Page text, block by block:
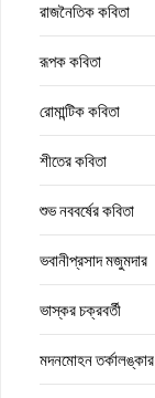
রাজনৈতিক কবিতা
রূপক কবিতা
রোমান্টিক কবিতা
শীতের কবিতা
শুভ নববর্ষের কবিতা
ভবানীপ্রসাদ মজুমদার
ভাস্কর চক্রবর্তী
মদনমোহন তর্কালঙ্কার